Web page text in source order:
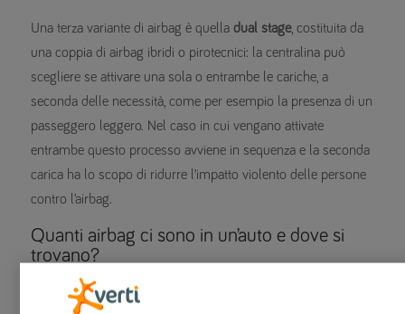
Una terza variante di airbag è quella dual stage, costituita da
una coppia di airbag ibridi o pirotecnici: la centralina può
scegliere se attivare una sola o entrambe le cariche, a
seconda delle necessità, come per esempio la presenza di un
passeggero leggero. Nel caso in cui vengano attivate
entrambe questo processo avviene in sequenza e la seconda
carica ha lo scopo di ridurre l’impatto violento delle persone
contro l’airbag.
Quanti airbag ci sono in un’auto e dove si
trovano?
Normalmente in un’auto ci sono almeno